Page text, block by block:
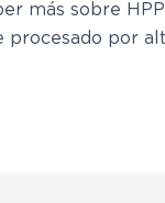
más sobre
procesado por